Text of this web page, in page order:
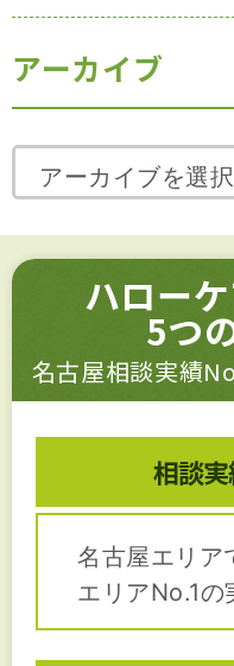
アーカイブ
アーカイブを選択
ハロー
5つ
名古屋相談実績
相談
名古屋エリア
エリアNo.1の